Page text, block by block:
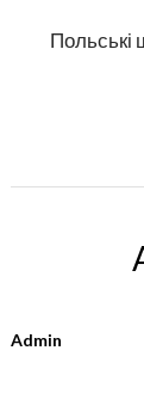
Польські
Admin